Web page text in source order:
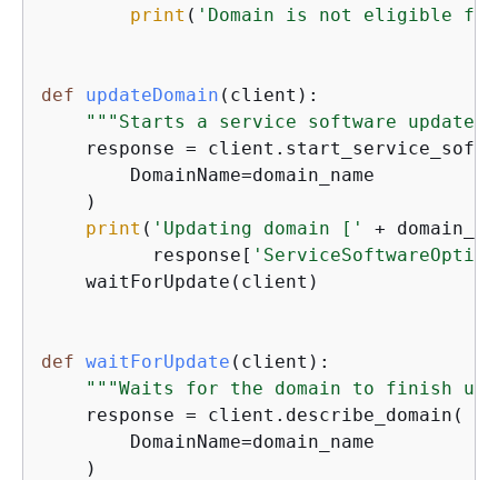
print ( 'Domain is not eligible
def updateDomain ( client ):
"""Starts a service software update
response =
        DomainName=domain_name
    )
print ( 'Updating domain ['
+
          response[
    waitForUpdate(client)
def waitForUpdate ( client ):
"""Waits for the domain to finish
    response = client.describe_domain(
        DomainName=domain_name
    )